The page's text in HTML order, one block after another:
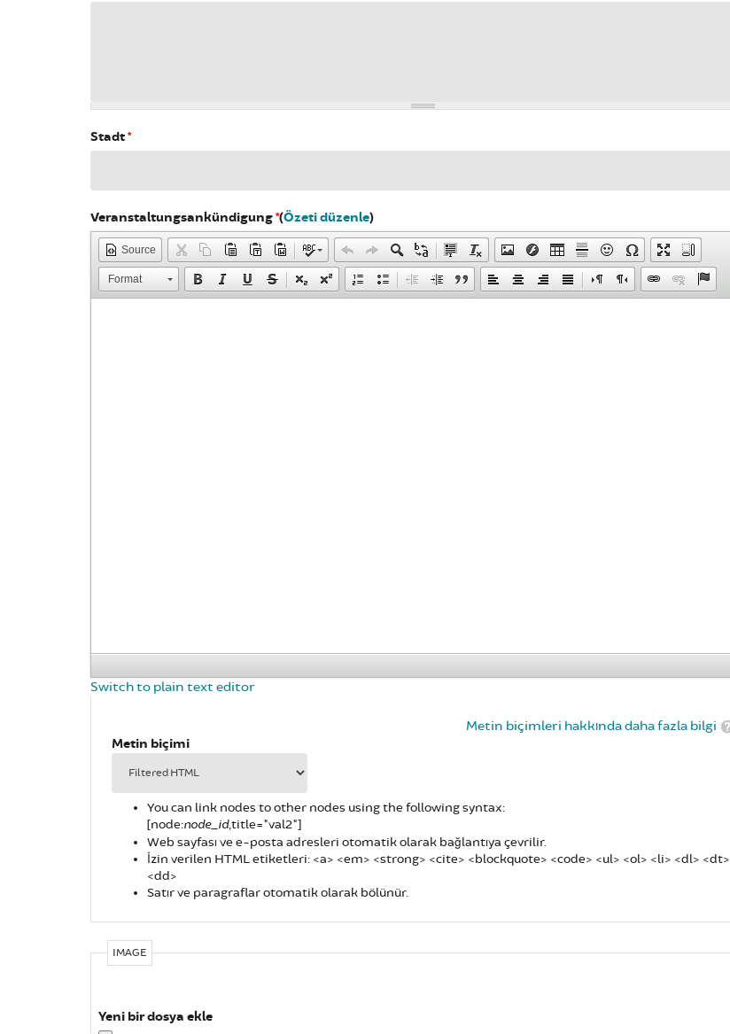
Stadt*
Veranstaltungsankündigung*(Özeti düzenle)
Source
Format
Switch to plain text editor
Metin biçimleri hakkında daha fazla bilgi
Metin biçimi
You can link nodes to other nodes using the following syntax:
[node:node_id,title="val2"]
Web sayfası ve e-posta adresleri otomatik olarak bağlantıya çevrilir.
İzin verilen HTML etiketleri: <a> <em> <strong> <cite> <blockquote> <code> <ul> <ol> <li> <dl> <dt>
<dd>
Satır ve paragraflar otomatik olarak bölünür.
IMAGE
Yeni bir dosya ekle